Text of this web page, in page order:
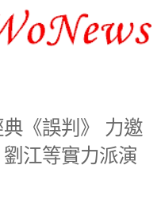
《誤判》 力邀
江等實力派演